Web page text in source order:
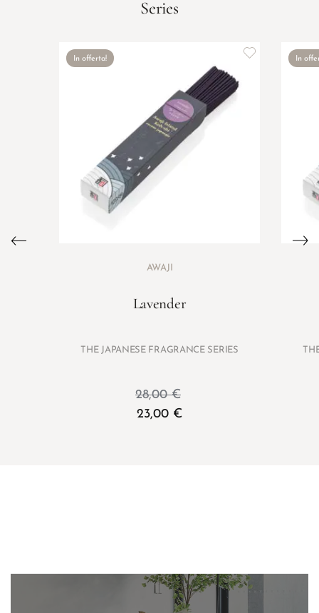
Series
In offerta!
AWAJI
Lavender
THE JAPANESE FRAGRANCE SERIES
28,00€
23,00 €
In